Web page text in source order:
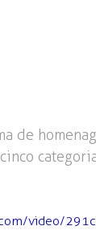
de
video/